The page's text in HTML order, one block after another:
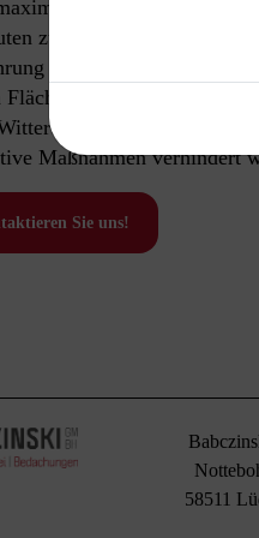
zu einer Dachterrasse
bis hin zur
Flächen lohnt es sich, uns
oder
Maßnahmen verhindert
Sie uns!
58511